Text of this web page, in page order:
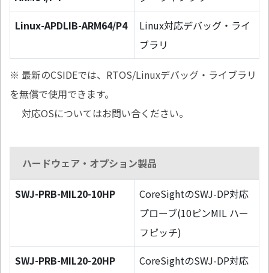
Linux-APDLIB-ARM64/P4
Linux対応デバッグ・ライ
ブラリ
※ 最新のCSIDEでは、RTOS/Linuxデバッグ・ライブラリ
を無償で使用できます。
対応OSについてはお問い合ください。
ハードウェア・オプション製品
SWJ-PRB-MIL20-10HP
CoreSightのSWJ-DP対応
プローブ(10ピンMIL ハー
フピッチ)
SWJ-PRB-MIL20-20HP
CoreSightのSWJ-DP対応